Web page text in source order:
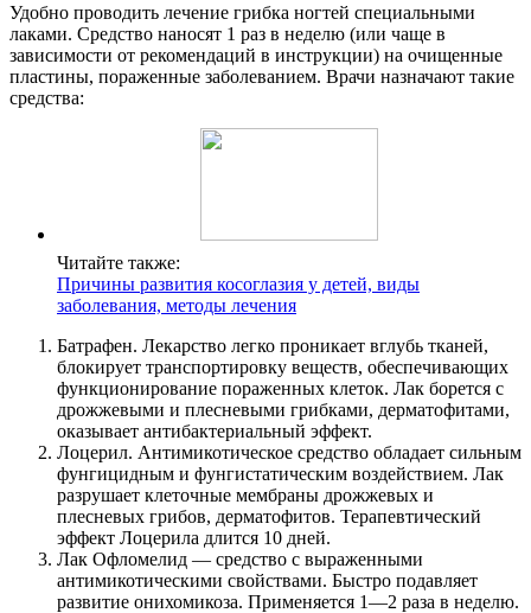
Удобно проводить лечение грибка ногтей специальными
лаками. Средство наносят 1 раз в неделю (или чаще в
зависимости от рекомендаций в инструкции) на очищенные
пластины, пораженные заболеванием. Врачи назначают такие
средства:
Читайте также:
Причины развития косоглазия у детей, виды
заболевания, методы лечения
Батрафен. Лекарство легко проникает вглубь тканей,
блокирует транспортировку веществ, обеспечивающих
функционирование пораженных клеток. Лак борется с
дрожжевыми и плесневыми грибками, дерматофитами,
оказывает антибактериальный эффект.
Лоцерил. Антимикотическое средство обладает сильным
фунгицидным и фунгистатическим воздействием. Лак
разрушает клеточные мембраны дрожжевых и
плесневых грибов, дерматофитов. Терапевтический
эффект Лоцерила длится 10 дней.
Лак Офломелид — средство с выраженными
антимикотическими свойствами. Быстро подавляет
развитие онихомикоза. Применяется 1—2 раза в неделю.